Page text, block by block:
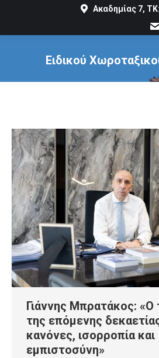
Ακαδημίας 7,
Ειδικού
You
Γιάννης Μπρατάκος: «Ο
της επόμενης
κανόνες, ισορροπία και
εμπιστοσύνη»